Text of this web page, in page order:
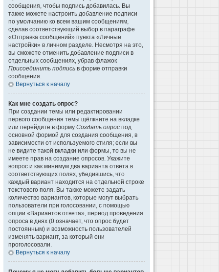
сообщения, чтобы подпись добавилась. Вы
также можете настроить добавление подписи
по умолчанию ко всем вашим сообщениям,
сделав соответствующий выбор в параграфе
«Отправка сообщений» пункта «Личные
настройки» в личном разделе. Несмотря на это,
вы сможете отменить добавление подписи в
отдельных сообщениях, убрав флажок
Присоединить подпись в форме отправки
сообщения.
Вернуться к началу
Как мне создать опрос?
При создании темы или редактировании
первого сообщения темы щёлкните на вкладке
или перейдите в форму Создать опрос под
основной формой для создания сообщения, в
зависимости от используемого стиля; если вы
не видите такой вкладки или формы, то вы не
имеете прав на создание опросов. Укажите
вопрос и как минимум два варианта ответа в
соответствующих полях, убедившись, что
каждый вариант находится на отдельной строке
текстового поля. Вы также можете задать
количество вариантов, которые могут выбрать
пользователи при голосовании, с помощью
опции «Вариантов ответа», период проведения
опроса в днях (0 означает, что опрос будет
постоянным) и возможность пользователей
изменять вариант, за который они
проголосовали.
Вернуться к началу